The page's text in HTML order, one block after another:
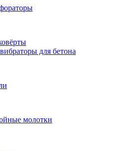
для бетона
молотки